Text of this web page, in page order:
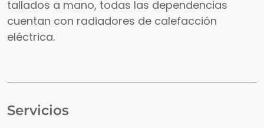
tallados a mano, todas las dependencias
cuentan con radiadores de calefacción
eléctrica.
Servicios